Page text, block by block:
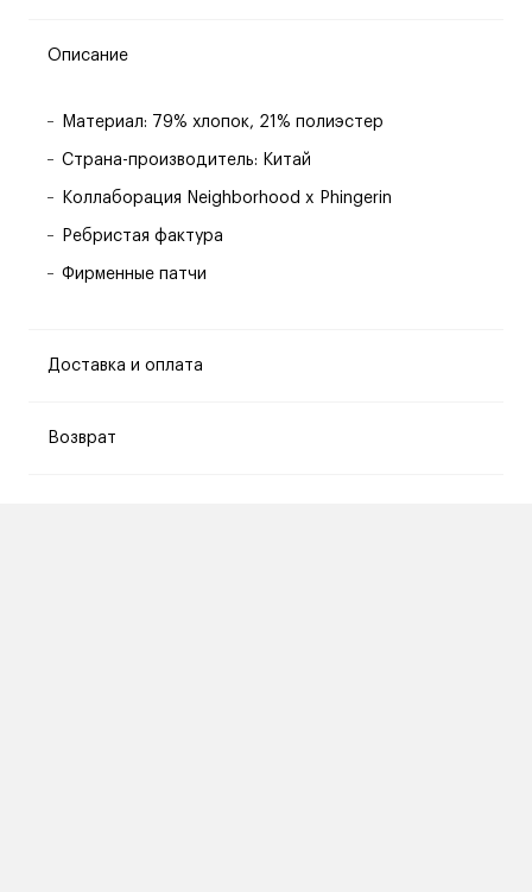
Описание
Материал: 79% хлопок, 21% полиэстер
Страна-производитель: Китай
Коллаборация Neighborhood x Phingerin
Ребристая фактура
Фирменные патчи
Доставка и оплата
Возврат